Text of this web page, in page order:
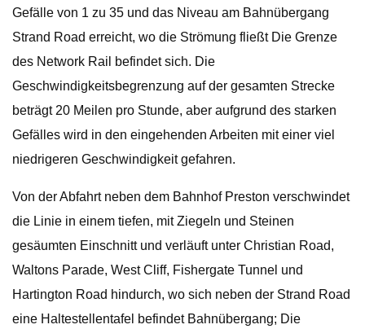
Gefälle von 1 zu 35 und das Niveau am Bahnübergang
Strand Road erreicht, wo die Strömung fließt Die Grenze
des Network Rail befindet sich. Die
Geschwindigkeitsbegrenzung auf der gesamten Strecke
beträgt 20 Meilen pro Stunde, aber aufgrund des starken
Gefälles wird in den eingehenden Arbeiten mit einer viel
niedrigeren Geschwindigkeit gefahren.
Von der Abfahrt neben dem Bahnhof Preston verschwindet
die Linie in einem tiefen, mit Ziegeln und Steinen
gesäumten Einschnitt und verläuft unter Christian Road,
Waltons Parade, West Cliff, Fishergate Tunnel und
Hartington Road hindurch, wo sich neben der Strand Road
eine Haltestellentafel befindet Bahnübergang; Die